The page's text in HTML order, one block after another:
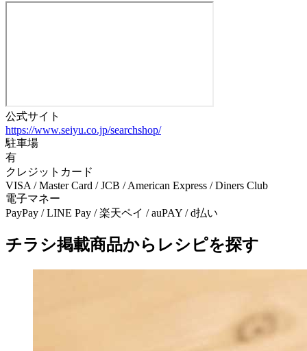
公式サイト
https://www.seiyu.co.jp/searchshop/
駐車場
有
クレジットカード
VISA / Master Card / JCB / American Express / Diners Club
電子マネー
PayPay / LINE Pay / 楽天ペイ / auPAY / d払い
チラシ掲載商品からレシピを探す